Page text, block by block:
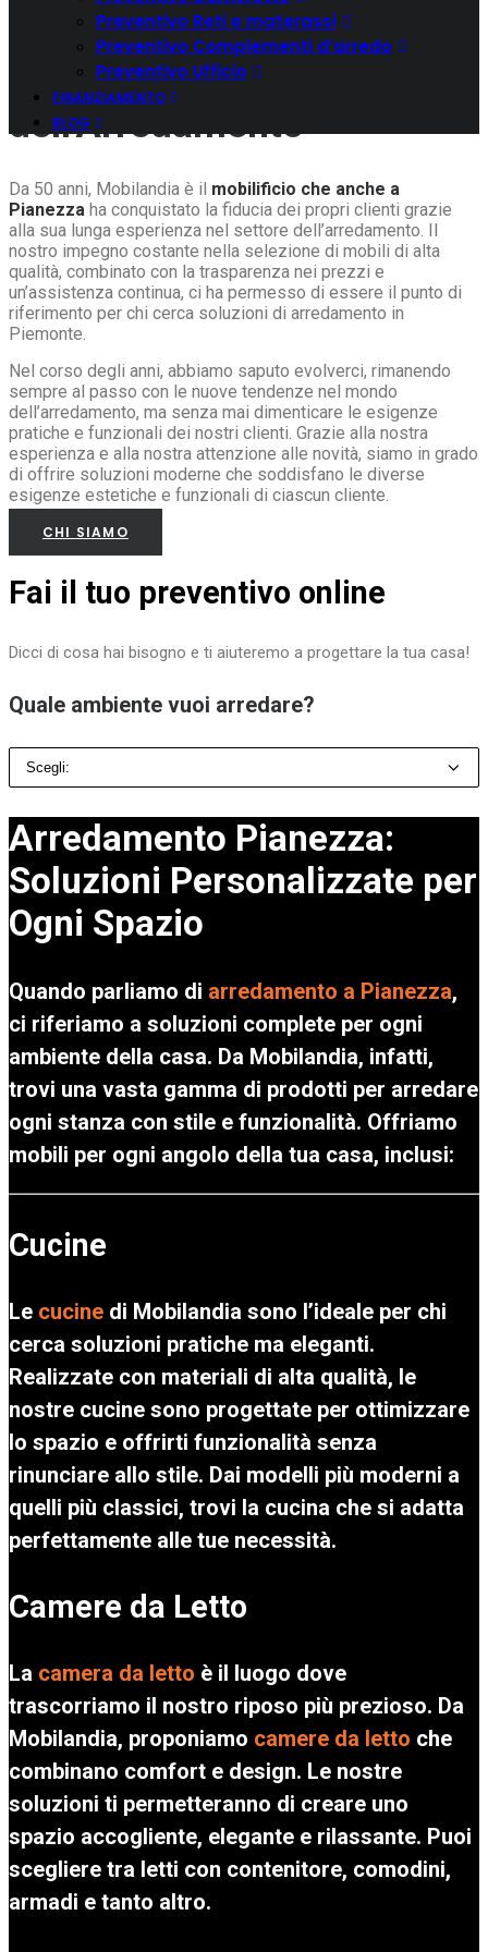
Preventivo Reti e materassi
Preventivo Complementi d’arredo
Preventivo Ufficio
FINANZIAMENTO
BLOG
L'Esperienza di Mobilandia
nel Settore
dell'Arredamento
Da 50 anni, Mobilandia è il mobilificio che anche a
Pianezza ha conquistato la fiducia dei propri clienti grazie
alla sua lunga esperienza nel settore dell’arredamento. Il
nostro impegno costante nella selezione di mobili di alta
qualità, combinato con la trasparenza nei prezzi e
un’assistenza continua, ci ha permesso di essere il punto di
riferimento per chi cerca soluzioni di arredamento in
Piemonte.
Nel corso degli anni, abbiamo saputo evolverci, rimanendo
sempre al passo con le nuove tendenze nel mondo
dell’arredamento, ma senza mai dimenticare le esigenze
pratiche e funzionali dei nostri clienti. Grazie alla nostra
esperienza e alla nostra attenzione alle novità, siamo in grado
di offrire soluzioni moderne che soddisfano le diverse
esigenze estetiche e funzionali di ciascun cliente.
CHI SIAMO
Fai il tuo preventivo online
Dicci di cosa hai bisogno e ti aiuteremo a progettare la tua casa!
Quale ambiente vuoi arredare?
Arredamento Pianezza:
Soluzioni Personalizzate per
Ogni Spazio
Quando parliamo di arredamento a Pianezza,
ci riferiamo a soluzioni complete per ogni
ambiente della casa. Da Mobilandia, infatti,
trovi una vasta gamma di prodotti per arredare
ogni stanza con stile e funzionalità. Offriamo
mobili per ogni angolo della tua casa, inclusi:
Cucine
Le cucine di Mobilandia sono l’ideale per chi
cerca soluzioni pratiche ma eleganti.
Realizzate con materiali di alta qualità, le
nostre cucine sono progettate per ottimizzare
lo spazio e offrirti funzionalità senza
rinunciare allo stile. Dai modelli più moderni a
quelli più classici, trovi la cucina che si adatta
perfettamente alle tue necessità.
Camere da Letto
La camera da letto è il luogo dove
trascorriamo il nostro riposo più prezioso. Da
Mobilandia, proponiamo camere da letto che
combinano comfort e design. Le nostre
soluzioni ti permetteranno di creare uno
spazio accogliente, elegante e rilassante. Puoi
scegliere tra letti con contenitore, comodini,
armadi e tanto altro.